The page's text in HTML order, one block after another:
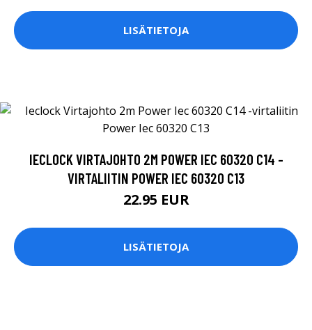
LISÄTIETOJA
IECLOCK VIRTAJOHTO 2M POWER IEC 60320 C14 -
VIRTALIITIN POWER IEC 60320 C13
22.95 EUR
LISÄTIETOJA